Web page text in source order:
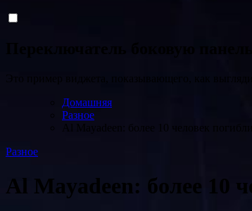
Домашняя
Разное
Al Mayadeen: более 10 человек
Разное
Al Mayadeen: более 10